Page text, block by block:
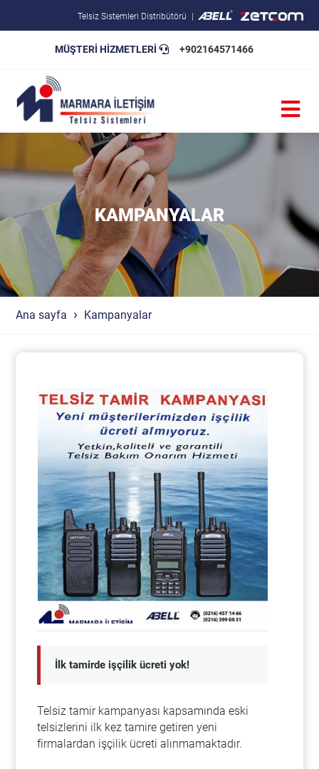
Telsiz Sistemleri Distribütörü
MÜŞTERİ HİZMETLERİ +902164571466
KAMPANYALAR
Ana sayfa Kampanyalar
İlk tamirde işçilik ücreti yok!
Telsiz tamir kampanyası kapsamında eski
telsizlerini ilk kez tamire getiren yeni
firmalardan işçilik ücreti alınmamaktadır.